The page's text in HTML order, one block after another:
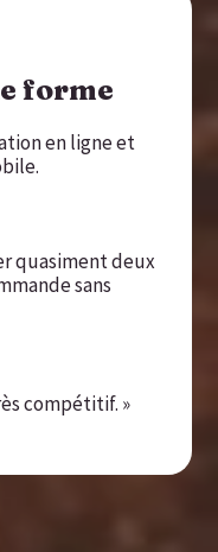
forme
en ligne et
quasiment deux
sans
compétitif. »